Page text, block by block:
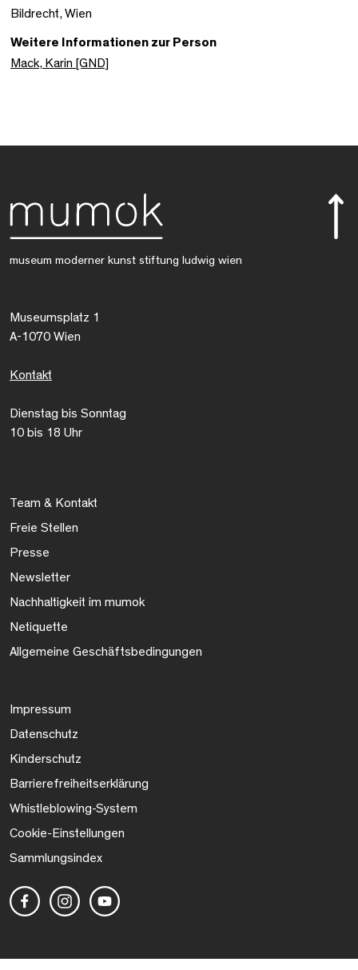
Bildrecht, Wien
Weitere Informationen zur Person
Mack, Karin [GND]
museum moderner kunst stiftung ludwig wien
Museumsplatz 1
A-1070 Wien
Kontakt
Dienstag bis Sonntag
10 bis 18 Uhr
Team & Kontakt
Freie Stellen
Presse
Newsletter
Nachhaltigkeit im mumok
Netiquette
Allgemeine Geschäftsbedingungen
Impressum
Datenschutz
Kinderschutz
Barrierefreiheitserklärung
Whistleblowing-System
Cookie-Einstellungen
Sammlungsindex